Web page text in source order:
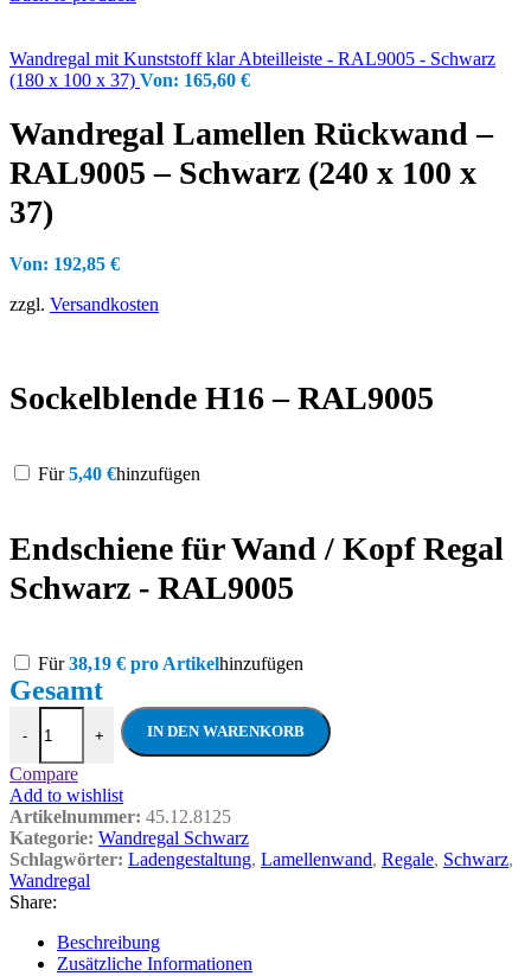
Wandregal mit Kunststoff klar Abteilleiste - RAL9005 - Schwarz
(180 x 100 x 37) Von: 165,60 €
Wandregal Lamellen Rückwand –
RAL9005 – Schwarz (240 x 100 x
37)
Von: 192,85 €
zzgl. Versandkosten
Sockelblende H16 – RAL9005
Für5,40 €hinzufügen
Endschiene für Wand / Kopf Regal
Schwarz - RAL9005
Für38,19 € pro Artikelhinzufügen
-Wandregal Lamellen Rückwand -
+ IN DEN WARENKORB
Compare
Add to wishlist
Artikelnummer: 45.12.8125
Kategorie: Wandregal Schwarz
Schlagwörter: Ladengestaltung, Lamellenwand, Regale, Schwarz,
Wandregal
Share:
Beschreibung
Zusätzliche Informationen